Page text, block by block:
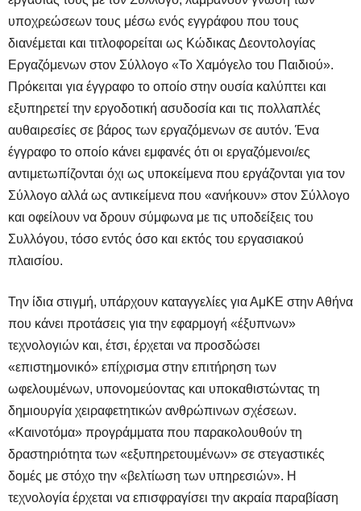
υποχρεώσεων τους μέσω ενός εγγράφου που τους
διανέμεται και τιτλοφορείται ως Κώδικας Δεοντολογίας
Εργαζόμενων στον Σύλλογο «Το Χαμόγελο του Παιδιού».
Πρόκειται για έγγραφο το οποίο στην ουσία καλύπτει και
εξυπηρετεί την εργοδοτική ασυδοσία και τις πολλαπλές
αυθαιρεσίες σε βάρος των εργαζόμενων σε αυτόν. Ένα
έγγραφο το οποίο κάνει εμφανές ότι οι εργαζόμενοι/ες
αντιμετωπίζονται όχι ως υποκείμενα που εργάζονται για τον
Σύλλογο αλλά ως αντικείμενα που «ανήκουν» στον Σύλλογο
και οφείλουν να δρουν σύμφωνα με τις υποδείξεις του
Συλλόγου, τόσο εντός όσο και εκτός του εργασιακού
πλαισίου.
Την ίδια στιγμή, υπάρχουν καταγγελίες για ΑμΚΕ στην Αθήνα
που κάνει προτάσεις για την εφαρμογή «έξυπνων»
τεχνολογιών και, έτσι, έρχεται να προσδώσει
«επιστημονικό» επίχρισμα στην επιτήρηση των
ωφελουμένων, υπονομεύοντας και υποκαθιστώντας τη
δημιουργία χειραφετητικών ανθρώπινων σχέσεων.
«Καινοτόμα» προγράμματα που παρακολουθούν τη
δραστηριότητα των «εξυπηρετουμένων» σε στεγαστικές
δομές με στόχο την «βελτίωση των υπηρεσιών». Η
τεχνολογία έρχεται να επισφραγίσει την ακραία παραβίαση